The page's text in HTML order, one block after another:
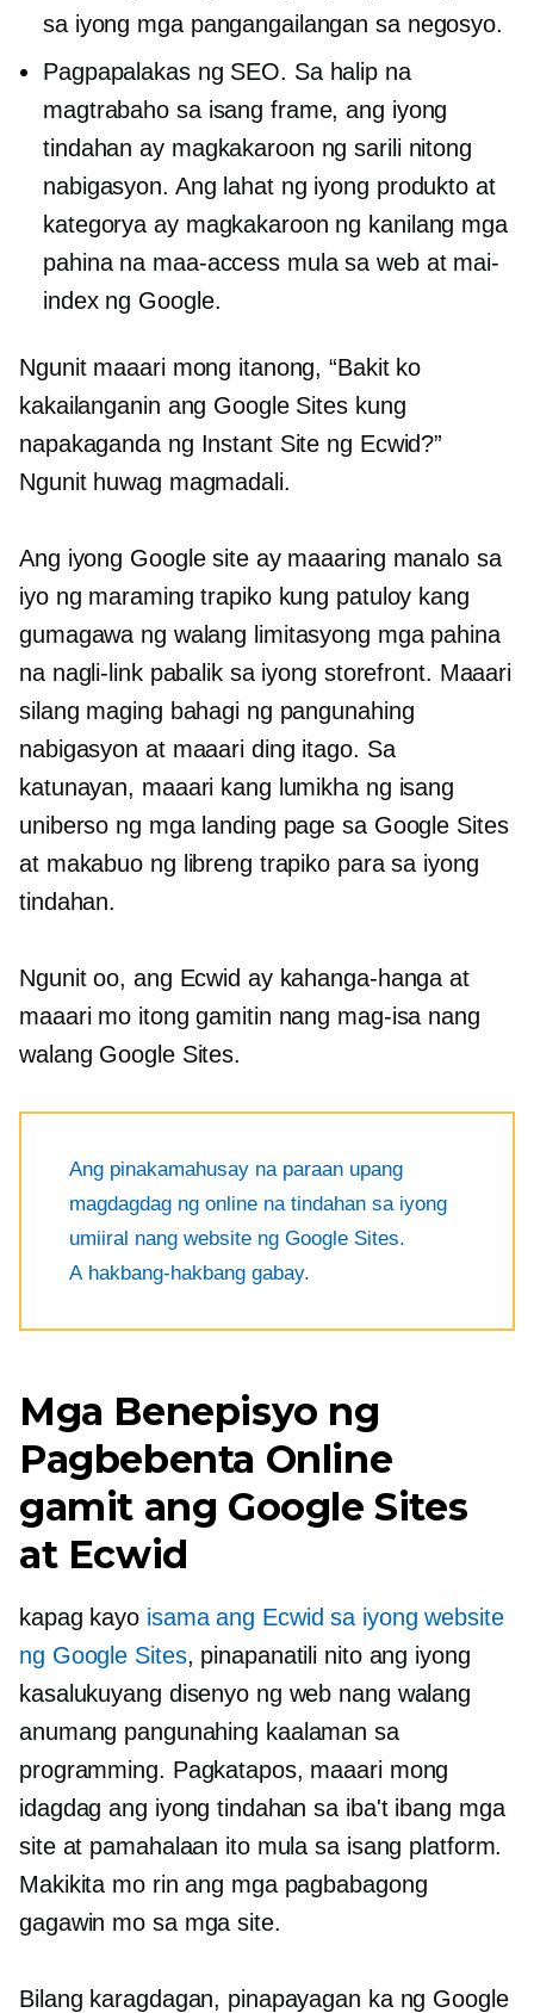
sa iyong mga pangangailangan sa negosyo.
Pagpapalakas ng SEO. Sa halip na
magtrabaho sa isang frame, ang iyong
tindahan ay magkakaroon ng sarili nitong
nabigasyon. Ang lahat ng iyong produkto at
kategorya ay magkakaroon ng kanilang mga
pahina na maa-access mula sa web at mai-
index ng Google.
Ngunit maaari mong itanong, “Bakit ko
kakailanganin ang Google Sites kung
napakaganda ng Instant Site ng Ecwid?”
Ngunit huwag magmadali.
Ang iyong Google site ay maaaring manalo sa
iyo ng maraming trapiko kung patuloy kang
gumagawa ng walang limitasyong mga pahina
na nagli-link pabalik sa iyong storefront. Maaari
silang maging bahagi ng pangunahing
nabigasyon at maaari ding itago. Sa
katunayan, maaari kang lumikha ng isang
uniberso ng mga landing page sa Google Sites
at makabuo ng libreng trapiko para sa iyong
tindahan.
Ngunit oo, ang Ecwid ay kahanga-hanga at
maaari mo itong gamitin nang mag-isa nang
walang Google Sites.
Ang pinakamahusay na paraan upang
magdagdag ng online na tindahan sa iyong
umiiral nang website ng Google Sites.
A hakbang-hakbang gabay.
Mga Benepisyo ng
Pagbebenta Online
gamit ang Google Sites
at Ecwid
kapag kayo isama ang Ecwid sa iyong website
ng Google Sites, pinapanatili nito ang iyong
kasalukuyang disenyo ng web nang walang
anumang pangunahing kaalaman sa
programming. Pagkatapos, maaari mong
idagdag ang iyong tindahan sa iba't ibang mga
site at pamahalaan ito mula sa isang platform.
Makikita mo rin ang mga pagbabagong
gagawin mo sa mga site.
Bilang karagdagan, pinapayagan ka ng Google